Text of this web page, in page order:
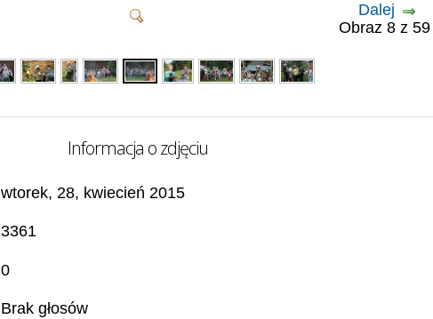
Dalej
Obraz 8 z
Informacja o zdjęciu
wtorek, 28, kwiecień 2015
3361
0
Brak głosów